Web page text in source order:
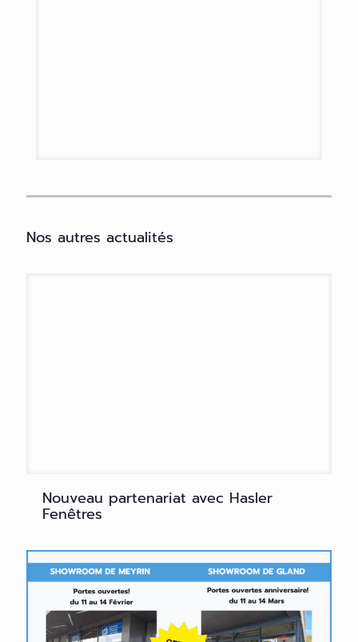
Nos autres actualités
Nouveau partenariat avec Hasler
Fenêtres